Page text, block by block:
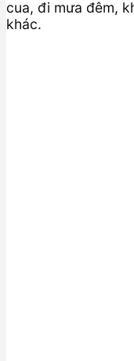
cua, đi mưa đêm,
khác.